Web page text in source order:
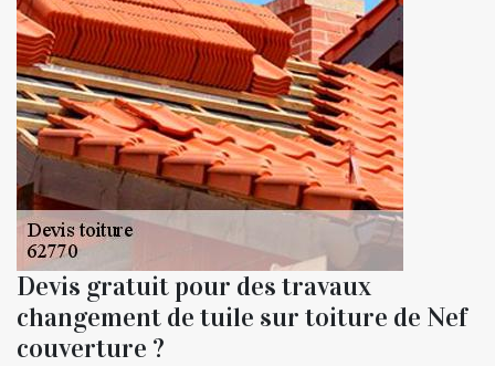
Devis gratuit pour des travaux
changement de tuile sur toiture de Nef
couverture ?